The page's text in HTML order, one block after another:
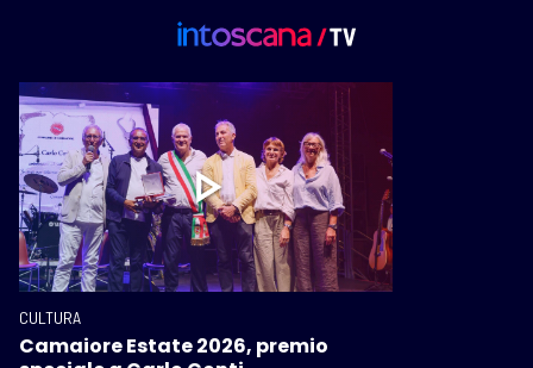
CULTURA
Camaiore Estate 2026, premio